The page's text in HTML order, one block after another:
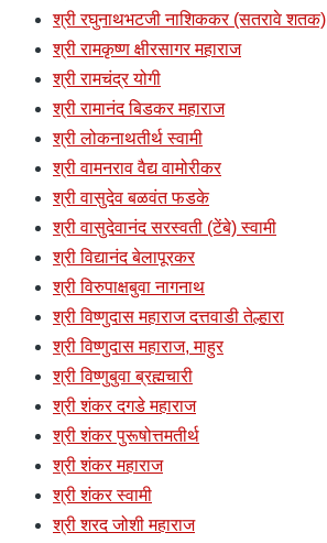
श्री रघुनाथभटजी नाशिककर (सतरावे शतक)
श्री रामकृष्ण क्षीरसागर महाराज
श्री रामचंद्र योगी
श्री रामानंद बिडकर महाराज
श्री लोकनाथतीर्थ स्वामी
श्री वामनराव वैद्य वामोरीकर
श्री वासुदेव बळवंत फडके
श्री वासुदेवानंद सरस्वती (टेंबे) स्वामी
श्री विद्यानंद बेलापूरकर
श्री विरुपाक्षबुवा नागनाथ
श्री विष्णुदास महाराज दत्तवाडी तेल्हारा
श्री विष्णुदास महाराज, माहुर
श्री विष्णुबुवा ब्रह्मचारी
श्री शंकर दगडे महाराज
श्री शंकर पुरूषोत्तमतीर्थ
श्री शंकर महाराज
श्री शंकर स्वामी
श्री शरद जोशी महाराज